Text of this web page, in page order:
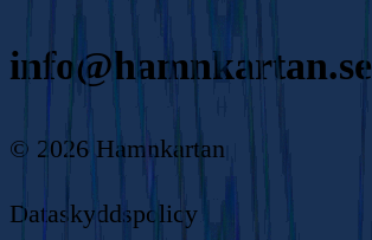
info@hamnkartan.se
© 2026 Hamnkartan
Dataskyddspolicy